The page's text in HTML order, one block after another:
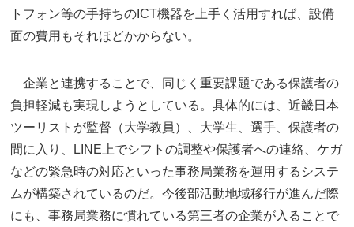
トフォン等の手持ちのICT機器を上手く活用すれば、設備
面の費用もそれほどかからない。
企業と連携することで、同じく重要課題である保護者の
負担軽減も実現しようとしている。具体的には、近畿日本
ツーリストが監督（大学教員）、大学生、選手、保護者の
間に入り、LINE上でシフトの調整や保護者への連絡、ケガ
などの緊急時の対応といった事務局業務を運用するシステ
ムが構築されているのだ。今後部活動地域移行が進んだ際
にも、事務局業務に慣れている第三者の企業が入ることで